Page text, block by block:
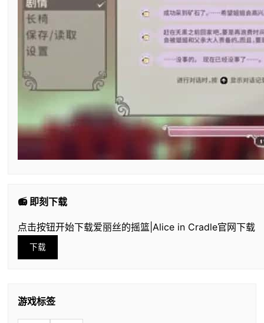
📻 即刻下载
点击按钮开始下载爱丽丝的摇篮|Alice in Cradle官网下载
下载
游戏标签